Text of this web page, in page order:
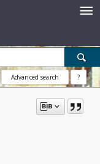
Advanced search ?